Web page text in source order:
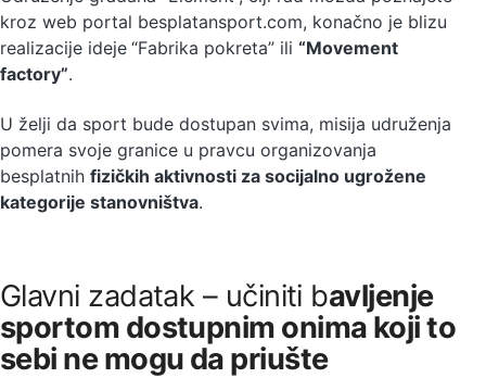
kroz web portal besplatansport.com, konačno je blizu
realizacije ideje “Fabrika pokreta” ili “Movement
factory”.
U želji da sport bude dostupan svima, misija udruženja
pomera svoje granice u pravcu organizovanja
besplatnih fizičkih aktivnosti za socijalno ugrožene
kategorije stanovništva.
Glavni zadatak – učiniti bavljenje
sportom dostupnim onima koji to
sebi ne mogu da priušte